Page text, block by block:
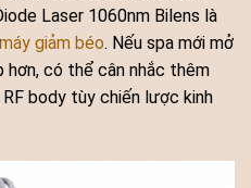
Laser 1060nm Bilens là
máy giảm béo. Nếu spa mới mở
hơn, có thể cân nhắc thêm
body tùy chiến lược kinh